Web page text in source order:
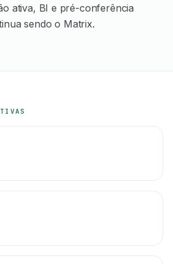
ativa, BI e pré-conferência
sendo o Matrix.